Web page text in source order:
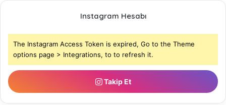
Instagram Hesabı
The Instagram Access Token is expired, Go to the Theme
options page > Integrations, to to refresh it.
Takip Et